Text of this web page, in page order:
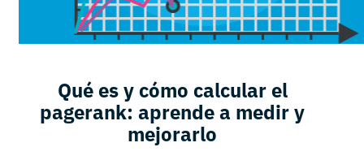
Qué es y cómo calcular el
pagerank: aprende a medir y
mejorarlo